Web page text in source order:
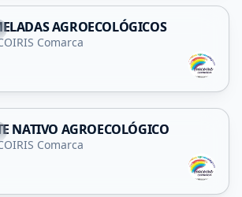
AGROECOLÓGICOS
Comarca
NATIVO AGROECOLÓGICO
Comarca